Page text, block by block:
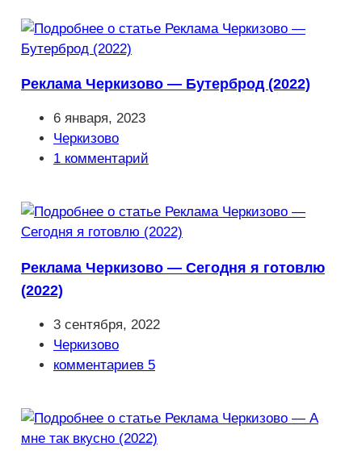
Реклама Черкизово — Бутерброд (2022)
Запись
опубликована:
6 января, 2023
Рубрика
записи:
Черкизово
Комментарии
1 комментарий
Реклама Черкизово — Сегодня я готовлю
(2022)
Запись
опубликована:
3 сентября, 2022
Рубрика
записи:
Черкизово
Комментарии
комментариев 5